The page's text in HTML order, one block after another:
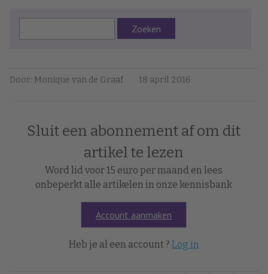
Zoeken
Door: Monique van de Graaf 18 april 2016
Sluit een abonnement af om dit
artikel te lezen
Word lid voor 15 euro per maand en lees
onbeperkt alle artikelen in onze kennisbank
Account aanmaken
Heb je al een account ? Log in